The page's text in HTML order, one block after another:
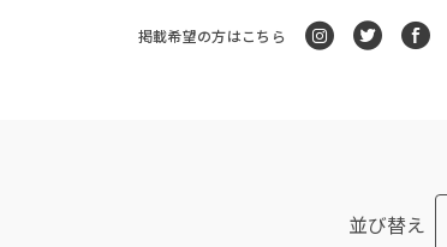
掲載希望の方はこちら
並び替え